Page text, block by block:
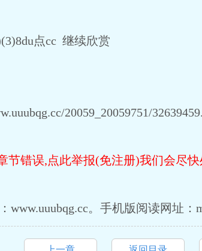
点cc 继续欣赏
20059_20059751/
节错误,点此举报(免注册)我们会尽快
www.uuubqg.cc。手机版阅读网址：